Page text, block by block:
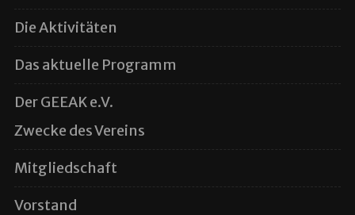
Die Aktivitäten
Das aktuelle Programm
Der GEEAK e.V.
Zwecke des Vereins
Mitgliedschaft
Vorstand